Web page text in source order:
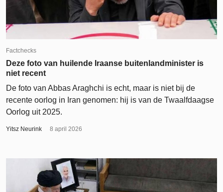
Factchecks
Deze foto van huilende Iraanse buitenlandminister is
niet recent
De foto van Abbas Araghchi is echt, maar is niet bij de
recente oorlog in Iran genomen: hij is van de Twaalfdaagse
Oorlog uit 2025.
Yitsz Neurink 8 april 2026